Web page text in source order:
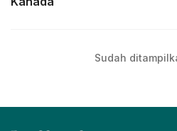
Sudah